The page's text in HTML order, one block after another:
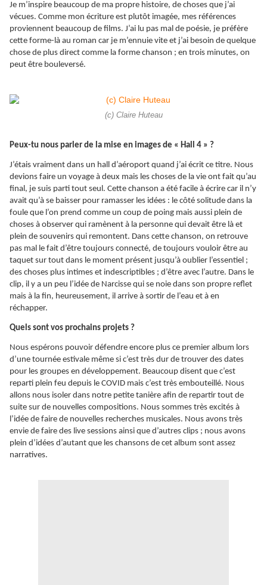
Je m’inspire beaucoup de ma propre histoire, de choses que j’ai
vécues. Comme mon écriture est plutôt imagée, mes références
proviennent beaucoup de films. J’ai lu pas mal de poésie, je préfère
cette forme-là au roman car je m’ennuie vite et j’ai besoin de quelque
chose de plus direct comme la forme chanson ; en trois minutes, on
peut être bouleversé.
(c) Claire Huteau
Peux-tu nous parler de la mise en images de « Hall 4 » ?
J’étais vraiment dans un hall d’aéroport quand j’ai écrit ce titre. Nous
devions faire un voyage à deux mais les choses de la vie ont fait qu’au
final, je suis parti tout seul. Cette chanson a été facile à écrire car il n’y
avait qu’à se baisser pour ramasser les idées : le côté solitude dans la
foule que l’on prend comme un coup de poing mais aussi plein de
choses à observer qui ramènent à la personne qui devait être là et
plein de souvenirs qui remontent. Dans cette chanson, on retrouve
pas mal le fait d’être toujours connecté, de toujours vouloir être au
taquet sur tout dans le moment présent jusqu’à oublier l’essentiel ;
des choses plus intimes et indescriptibles ; d’être avec l’autre. Dans le
clip, il y a un peu l’idée de Narcisse qui se noie dans son propre reflet
mais à la fin, heureusement, il arrive à sortir de l’eau et à en
réchapper.
Quels sont vos prochains projets ?
Nous espérons pouvoir défendre encore plus ce premier album lors
d’une tournée estivale même si c’est très dur de trouver des dates
pour les groupes en développement. Beaucoup disent que c’est
reparti plein feu depuis le COVID mais c’est très embouteillé. Nous
allons nous isoler dans notre petite tanière afin de repartir tout de
suite sur de nouvelles compositions. Nous sommes très excités à
l’idée de faire de nouvelles recherches musicales. Nous avons très
envie de faire des live sessions ainsi que d’autres clips ; nous avons
plein d’idées d’autant que les chansons de cet album sont assez
narratives.